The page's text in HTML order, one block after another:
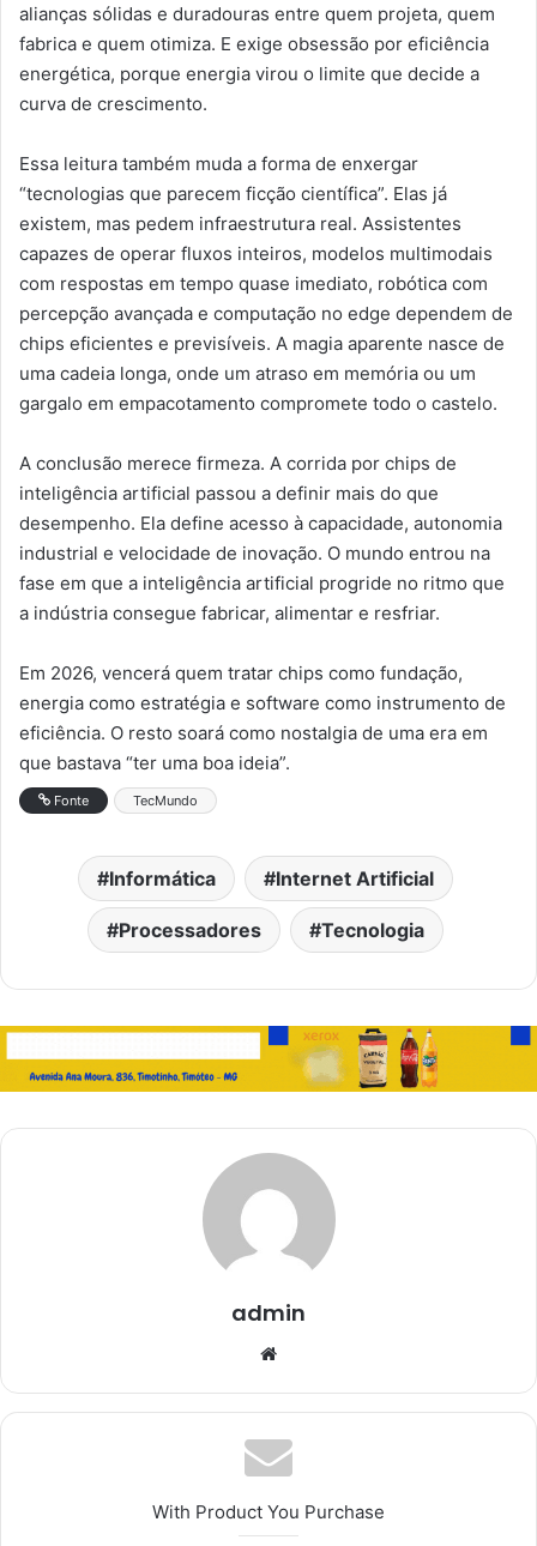
alianças sólidas e duradouras entre quem projeta, quem
fabrica e quem otimiza. E exige obsessão por eficiência
energética, porque energia virou o limite que decide a
curva de crescimento.
Essa leitura também muda a forma de enxergar
“tecnologias que parecem ficção científica”. Elas já
existem, mas pedem infraestrutura real. Assistentes
capazes de operar fluxos inteiros, modelos multimodais
com respostas em tempo quase imediato, robótica com
percepção avançada e computação no edge dependem de
chips eficientes e previsíveis. A magia aparente nasce de
uma cadeia longa, onde um atraso em memória ou um
gargalo em empacotamento compromete todo o castelo.
A conclusão merece firmeza. A corrida por chips de
inteligência artificial passou a definir mais do que
desempenho. Ela define acesso à capacidade, autonomia
industrial e velocidade de inovação. O mundo entrou na
fase em que a inteligência artificial progride no ritmo que
a indústria consegue fabricar, alimentar e resfriar.
Em 2026, vencerá quem tratar chips como fundação,
energia como estratégia e software como instrumento de
eficiência. O resto soará como nostalgia de uma era em
que bastava “ter uma boa ideia”.
Fonte TecMundo
Informática Internet Artificial
Processadores Tecnologia
admin
With Product You Purchase